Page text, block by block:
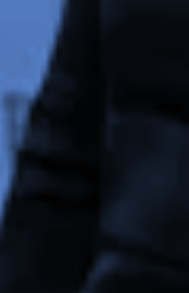
om het gebruik van de
We kunnen
van bezoekersstromen
populair zijn en
website aangepast
om na te gaan of
bereiken en hiermee
gewenste resultaat
op basis van cookies
advertenties relevant
Daarnaast
met welke